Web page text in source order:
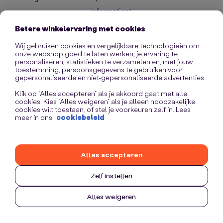
information).
Betere winkelervaring met cookies
Wij gebruiken cookies en vergelijkbare technologieën om
onze webshop goed te laten werken, je ervaring te
personaliseren, statistieken te verzamelen en, met jouw
toestemming, persoonsgegevens te gebruiken voor
gepersonaliseerde en niet-gepersonaliseerde advertenties.
Klik op “Alles accepteren” als je akkoord gaat met alle
cookies. Kies “Alles weigeren” als je alleen noodzakelijke
cookies wilt toestaan, of stel je voorkeuren zelf in. Lees
meer in ons cookiebeleid
Zelf instellen
Alles weigeren
Alles accepteren